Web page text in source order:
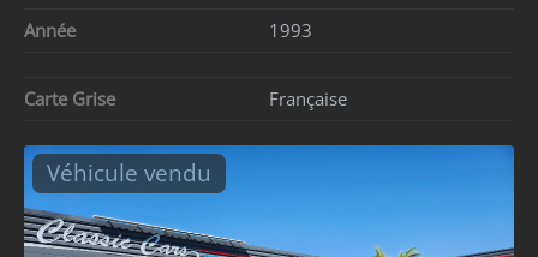
Année
1993
Carte Grise Française
Véhicule vendu